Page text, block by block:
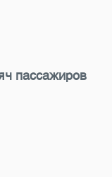
пассажиров